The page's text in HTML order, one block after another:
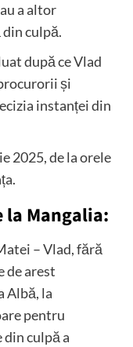
a altor
culpă.
după ce Vlad
și
instanței din
2025, de la orele
Mangalia:
– Vlad, fără
de arest
Albă, la
pentru
culpă a